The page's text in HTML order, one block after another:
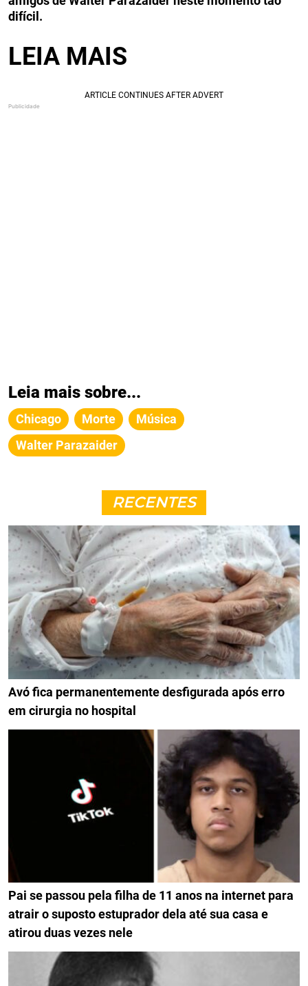
difícil.
LEIA MAIS
Leia mais sobre...
Chicago Morte
Música
Walter Parazaider
RECENTES
Avó fica permanentemente desfigurada após erro
em cirurgia no hospital
Pai se passou pela filha de 11 anos na internet para
atrair o suposto estuprador dela até sua casa e
atirou duas vezes nele